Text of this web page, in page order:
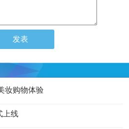
妆购物体验
上线